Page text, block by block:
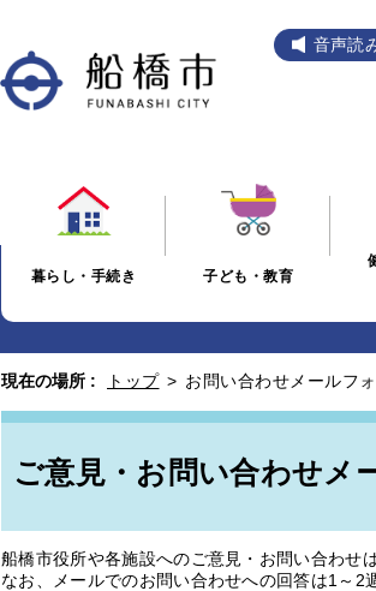
音声読
暮らし・手続き 子ども・教育
現在の場所 : トップ > お問い合わせメールフ
ご意見・お問い合わせメ
船橋市役所や各施設へのご意見・お問い合わせ
なお、メールでのお問い合わせへの回答は1～2